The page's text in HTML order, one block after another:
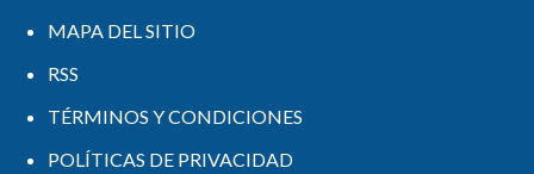
MAPA DEL SITIO
RSS
TÉRMINOS Y CONDICIONES
POLÍTICAS DE PRIVACIDAD